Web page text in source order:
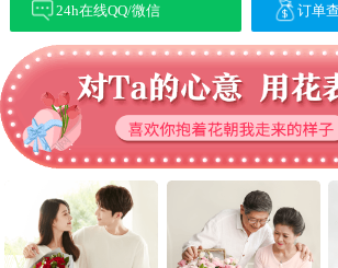
24h在线QQ/微信 订单